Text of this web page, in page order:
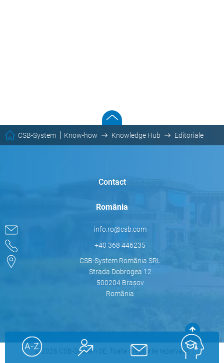
CSB-System Know-how Knowledge Hub Editoriale
Contact
România
info.ro@csb.com
+40 368 446235
CSB-System România SRL
Strada Dobrogea 12
500204 Brașov
România
© 2026 CSB-System SE. Toate drepturile rezervate.